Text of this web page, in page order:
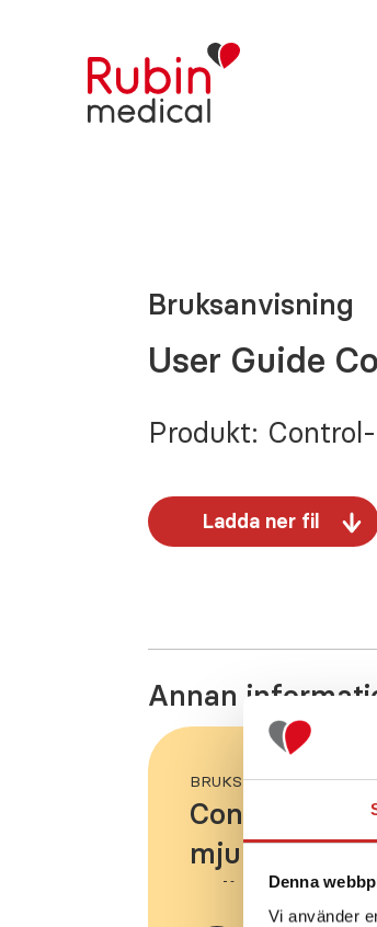
Denna
Vi använder
Bruksanvisning
User Guide
Produkt:
Ladda ner fil
Annan
BRUKSANVISNING - 408
Control-IQ-
mjukvara
t:slim mobile